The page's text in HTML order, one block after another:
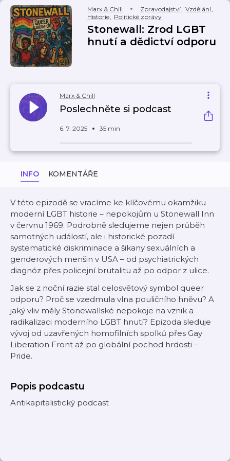
Marx & Chill Zpravodajství, Vzdělání,
Historie, Politické zprávy
Stonewall: Zrod LGBT
hnutí a dědictví odporu
Marx & Chill
Poslechněte si podcast
6. 7. 2025 35 min
INFO KOMENTÁŘE
V této epizodě se vracíme ke klíčovému okamžiku
moderní LGBT historie – nepokojům u Stonewall Inn
v červnu 1969. Podrobně sledujeme nejen průběh
samotných událostí, ale i historické pozadí
systematické diskriminace a šikany sexuálních a
genderových menšin v USA – od psychiatrických
diagnóz přes policejní brutalitu až po odpor z ulice.
Jak se z noční razie stal celosvětový symbol queer
odporu? Proč se vzedmula vlna pouličního hněvu? A
jaký vliv měly Stonewallské nepokoje na vznik a
radikalizaci moderního LGBT hnutí? Epizoda sleduje
vývoj od uzavřených homofilních spolků přes Gay
Liberation Front až po globální pochod hrdosti –
Pride.
Popis podcastu
Antikapitalistický podcast